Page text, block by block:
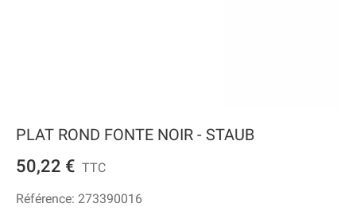
PLAT ROND FONTE NOIR - STAUB
50,22 € TTC
Référence: 273390016